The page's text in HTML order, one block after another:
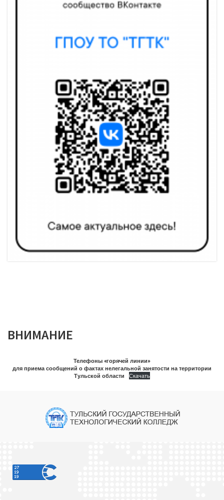
ВНИМАНИЕ
Телефоны «горячей линии»
для приема сообщений о фактах нелегальной занятости на территории
Тульской области
Скачать